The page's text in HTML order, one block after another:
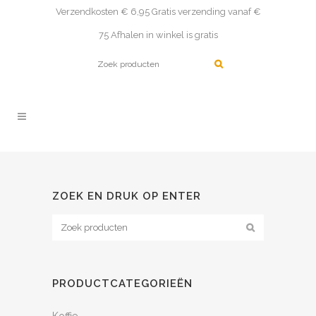
Verzendkosten € 6,95 Gratis verzending vanaf €
75 Afhalen in winkel is gratis
ZOEK EN DRUK OP ENTER
PRODUCTCATEGORIEËN